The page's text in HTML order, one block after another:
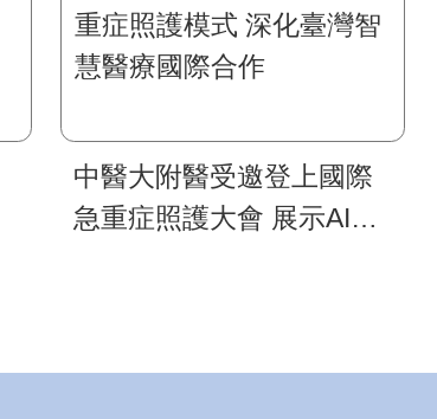
中醫大附醫受邀登上國際
急重症照護大會 展示AI重